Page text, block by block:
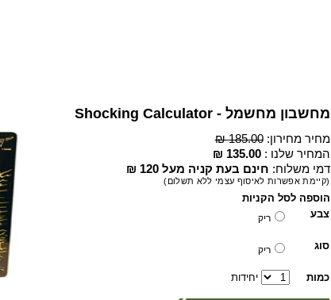
מחשבון מחשמל - Shocking Calculator
מחיר מחירון:185.00 ₪
המחיר שלנו :135.00 ₪
דמי משלוח: חינם בעת קניה מעל 120 ₪
(קיימת אפשרות לאיסוף עצמי ללא תשלום)
הוספה לסל הקניות
צבע
ריק
סוג ריק
כמות יחידות